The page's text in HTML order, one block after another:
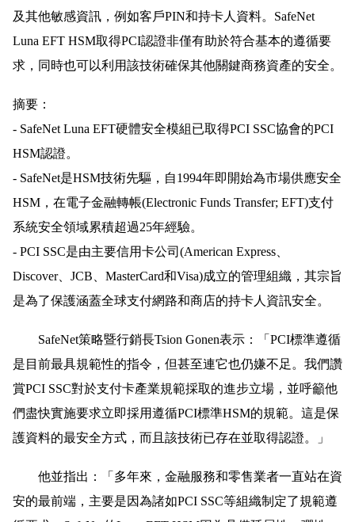
及其他敏感資訊，例如客戶PIN和持卡人資料。SafeNet
Luna EFT HSM取得PCI認證非僅有助於符合基本的遵循要
求，同時也可以利用該技術確保其他關鍵商務資產的安全。
摘要：
- SafeNet Luna EFT硬體安全模組已取得PCI SSC協會的PCI
HSM認證。
- SafeNet是HSM技術先驅，自1994年即開始為市場供應安全
HSM，在電子金融轉帳(Electronic Funds Transfer; EFT)支付
系統安全領域累積超過25年經驗。
- PCI SSC是由主要信用卡公司(American Express、
Discover、JCB、MasterCard和Visa)成立的管理組織，其宗旨
是為了保護涵蓋全球支付網路和商店的持卡人資訊安全。
SafeNet策略暨行銷長Tsion Gonen表示：「PCI標準遵循
是目前最具規範性的指令，但甚至連它也仍嫌不足。我們讚
賞PCI SSC對於支付卡產業規範採取的進步立場，並呼籲他
們盡快實施要求立即採用遵循PCI標準HSM的規範。這是保
護資料的最安全方式，而且該技術已存在並取得認證。」
他並指出：「多年來，金融服務和零售業者一直站在資
安的最前端，主要是因為諸如PCI SSC等組織制定了規範遵